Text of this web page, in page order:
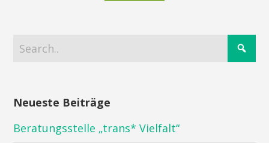
Neueste Beiträge
Beratungsstelle „trans* Vielfalt“